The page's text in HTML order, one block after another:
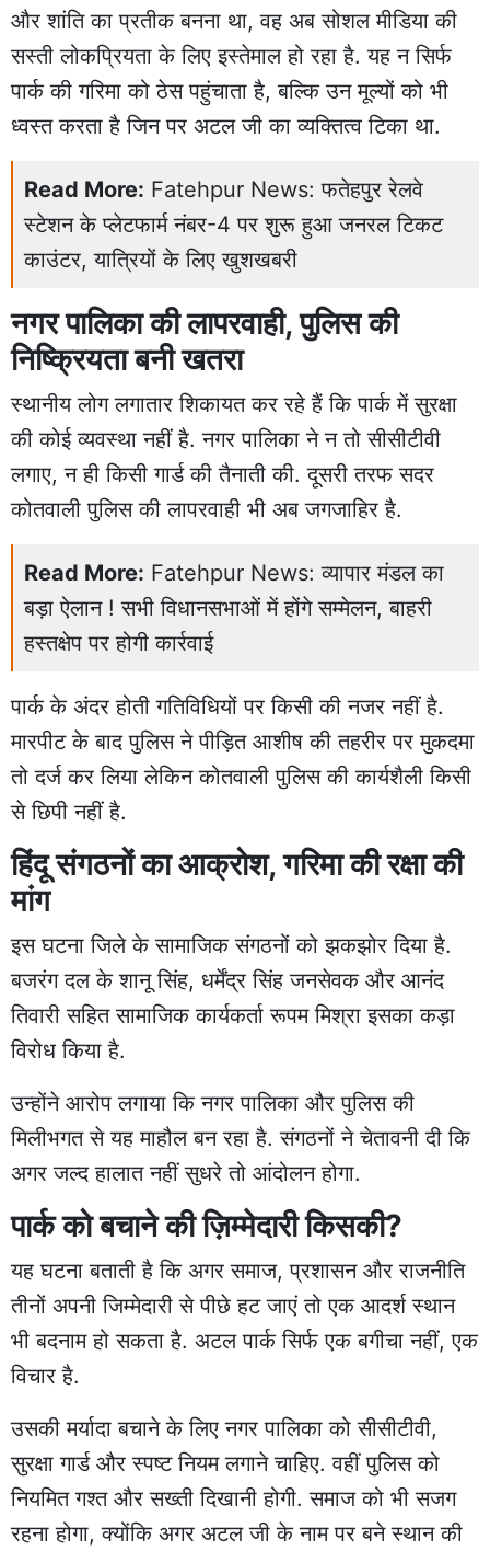
और शांति का प्रतीक बनना था, वह अब सोशल मीडिया की
सस्ती लोकप्रियता के लिए इस्तेमाल हो रहा है. यह न सिर्फ
पार्क की गरिमा को ठेस पहुंचाता है, बल्कि उन मूल्यों को भी
ध्वस्त करता है जिन पर अटल जी का व्यक्तित्व टिका था.
Read More: Fatehpur News: फतेहपुर रेलवे
स्टेशन के प्लेटफार्म नंबर-4 पर शुरू हुआ जनरल टिकट
काउंटर, यात्रियों के लिए खुशखबरी
नगर पालिका की लापरवाही, पुलिस की
निष्क्रियता बनी खतरा
स्थानीय लोग लगातार शिकायत कर रहे हैं कि पार्क में सुरक्षा
की कोई व्यवस्था नहीं है. नगर पालिका ने न तो सीसीटीवी
लगाए, न ही किसी गार्ड की तैनाती की. दूसरी तरफ सदर
कोतवाली पुलिस की लापरवाही भी अब जगजाहिर है.
Read More: Fatehpur News: व्यापार मंडल का
बड़ा ऐलान ! सभी विधानसभाओं में होंगे सम्मेलन, बाहरी
हस्तक्षेप पर होगी कार्रवाई
पार्क के अंदर होती गतिविधियों पर किसी की नजर नहीं है.
मारपीट के बाद पुलिस ने पीड़ित आशीष की तहरीर पर मुकदमा
तो दर्ज कर लिया लेकिन कोतवाली पुलिस की कार्यशैली किसी
से छिपी नहीं है.
हिंदू संगठनों का आक्रोश, गरिमा की रक्षा की
मांग
इस घटना जिले के सामाजिक संगठनों को झकझोर दिया है.
बजरंग दल के शानू सिंह, धर्मेंद्र सिंह जनसेवक और आनंद
तिवारी सहित सामाजिक कार्यकर्ता रूपम मिश्रा इसका कड़ा
विरोध किया है.
उन्होंने आरोप लगाया कि नगर पालिका और पुलिस की
मिलीभगत से यह माहौल बन रहा है. संगठनों ने चेतावनी दी कि
अगर जल्द हालात नहीं सुधरे तो आंदोलन होगा.
पार्क को बचाने की ज़िम्मेदारी किसकी?
यह घटना बताती है कि अगर समाज, प्रशासन और राजनीति
तीनों अपनी जिम्मेदारी से पीछे हट जाएं तो एक आदर्श स्थान
भी बदनाम हो सकता है. अटल पार्क सिर्फ एक बगीचा नहीं, एक
विचार है.
उसकी मर्यादा बचाने के लिए नगर पालिका को सीसीटीवी,
सुरक्षा गार्ड और स्पष्ट नियम लगाने चाहिए. वहीं पुलिस को
नियमित गश्त और सख्ती दिखानी होगी. समाज को भी सजग
रहना होगा, क्योंकि अगर अटल जी के नाम पर बने स्थान की